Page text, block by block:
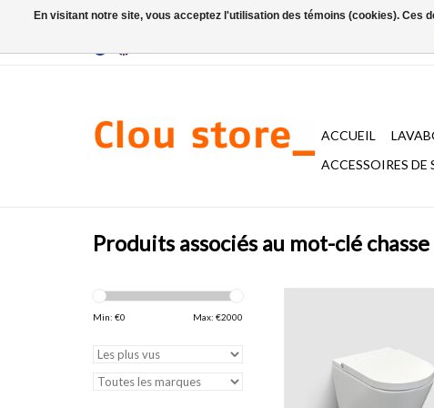
ACCUEIL
ACCESSOIRES DE
Produits associés au mot-clé
Min: €0 Max: €2000
système fermeture
montage quick release,
urée. Set de montage
En visitant notre site, vous acceptez l'utilisation des témoins (cookies).